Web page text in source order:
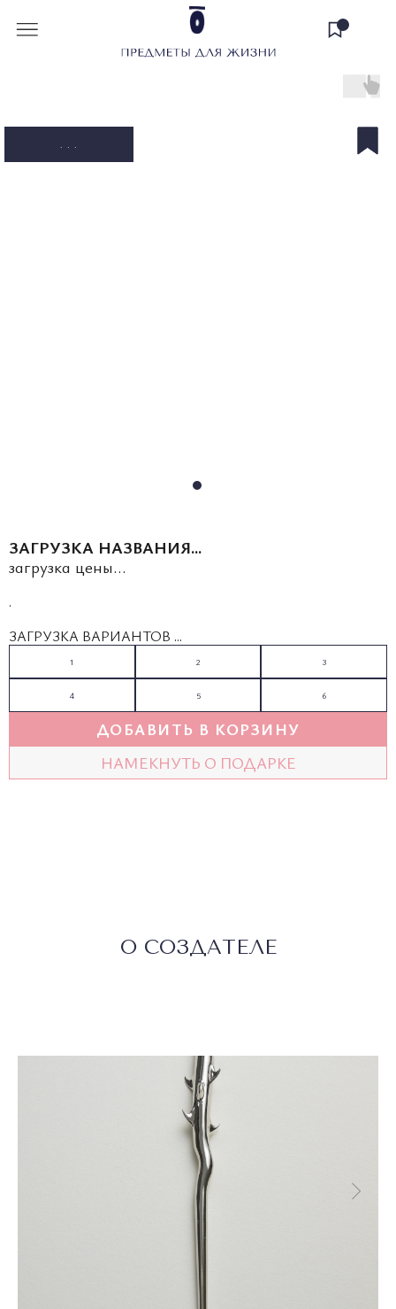
ЗАГРУЗКА НАЗВАНИЯ...
загрузка цены...
.
ЗАГРУЗКА ВАРИАНТОВ ...
1 2 3
4 5 6
ДОБАВИТЬ В КОРЗИНУ
НАМЕКНУТЬ О ПОДАРКЕ
О СОЗДАТЕЛЕ